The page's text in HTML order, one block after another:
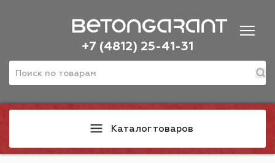
+7 (4812) 25-41-31
Каталог товаров